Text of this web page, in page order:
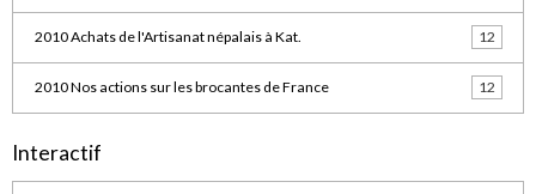
2010 Achats de l'Artisanat népalais à Kat. 12
2010 Nos actions sur les brocantes de France 12
Interactif